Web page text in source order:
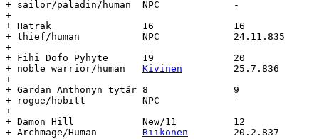
+ sailor/paladin/human	NPC		-		-		-
+
+ Hatrak		16		16
+ thief/human		NPC		24.11.835	-		-
+
+ Fihi Dofo Pyhyte	19		20
Kivinen
+
+ Gardan Anthonyn tytär	8		9
+ rogue/hobitt		NPC		-		-		-
+
+ Damon Hill		New/11		12
Riikonen